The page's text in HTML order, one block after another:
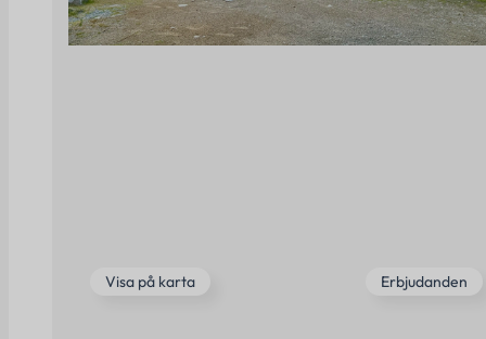
Inspiration
Logga inVisa på karta Erbjudanden